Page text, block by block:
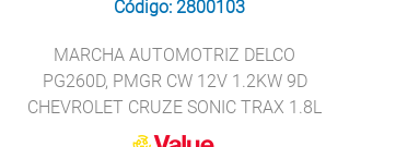
Código: 2800103
MARCHA AUTOMOTRIZ DELCO
PG260D, PMGR CW 12V 1.2KW 9D
CHEVROLET CRUZE SONIC TRAX 1.8L
VALUE STARTER 8000852